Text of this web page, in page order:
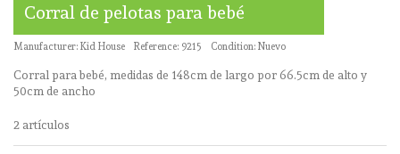
Corral de pelotas para bebé
Manufacturer: Kid House Reference: 9215 Condition: Nuevo
Corral para bebé, medidas de 148cm de largo por 66.5cm de alto y
50cm de ancho
2 artículos